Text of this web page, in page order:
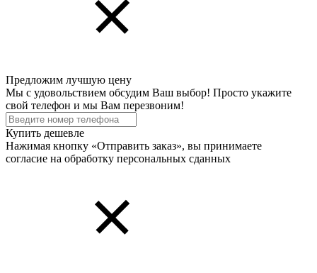
Предложим лучшую цену
Мы с удовольствием обсудим Ваш выбор! Просто укажите
свой телефон и мы Вам перезвоним!
Купить дешевле
Нажимая кнопку «Отправить заказ», вы принимаете
согласие на обработку персональных cданных